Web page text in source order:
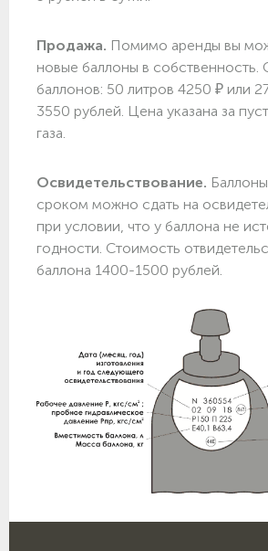
Продажа. Помимо аренды вы
новые баллоны в собственность.
баллонов: 50 литров 4250 ₽ или
3550 рублей. Цена указана за
газа.
Освидетельствование.
сроком можно сдать на
при условии, что у баллона не
годности. Стоимость
баллона 1400-1500 рублей.